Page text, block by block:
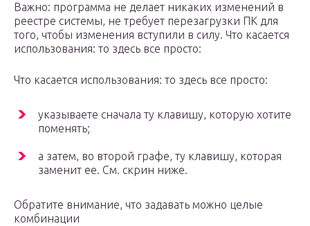
Важно: программа не делает никаких изменений в
реестре системы, не требует перезагрузки ПК для
того, чтобы изменения вступили в силу. Что касается
использования: то здесь все просто:
Что касается использования: то здесь все просто:
указываете сначала ту клавишу, которую хотите
поменять;
а затем, во второй графе, ту клавишу, которая
заменит ее. См. скрин ниже.
Обратите внимание, что задавать можно целые
комбинации